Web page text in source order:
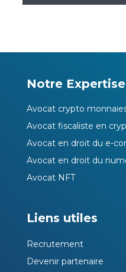
Notre Expertise
Avocat crypto
Avocat fiscaliste en
Avocat en droit du e-
Avocat en droit du
Avocat NFT
Liens utiles
Recrutement
Devenir partenaire